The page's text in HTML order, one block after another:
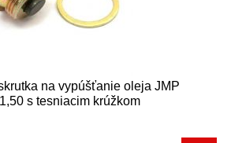
na vypúšťanie oleja JMP
s tesniacim krúžkom